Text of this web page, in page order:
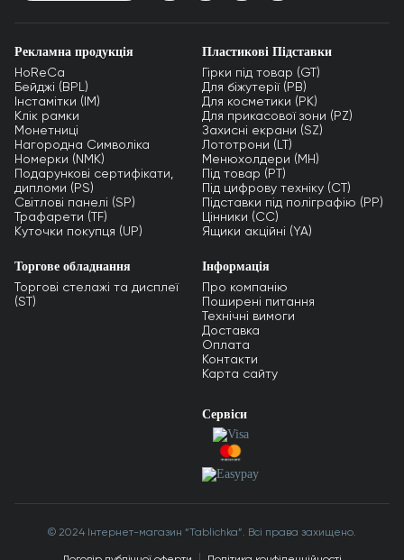
Рекламна продукція
HoReCa
Бейджі (BPL)
Інстамітки (IM)
Клік рамки
Монетниці
Нагородна Символіка
Номерки (NMK)
Подарункові сертифікати,
дипломи (PS)
Світлові панелі (SP)
Трафарети (TF)
Куточки покупця (UP)
Пластикові Підставки
Гірки під товар (GT)
Для біжутерії (PB)
Для косметики (PK)
Для прикасової зони (PZ)
Захисні екрани (SZ)
Лототрони (LT)
Менюхолдери (MH)
Під товар (PT)
Під цифрову техніку (CT)
Підставки під поліграфію (PP)
Цінники (СС)
Ящики акційні (YA)
Торгове обладнання
Торгові стелажі та дисплеї
(ST)
Інформація
Про компанію
Поширені питання
Технічні вимоги
Доставка
Оплата
Контакти
Карта сайту
Сервіси
© 2024 Інтернет-магазин “Tablichka”. Всі права захищено.